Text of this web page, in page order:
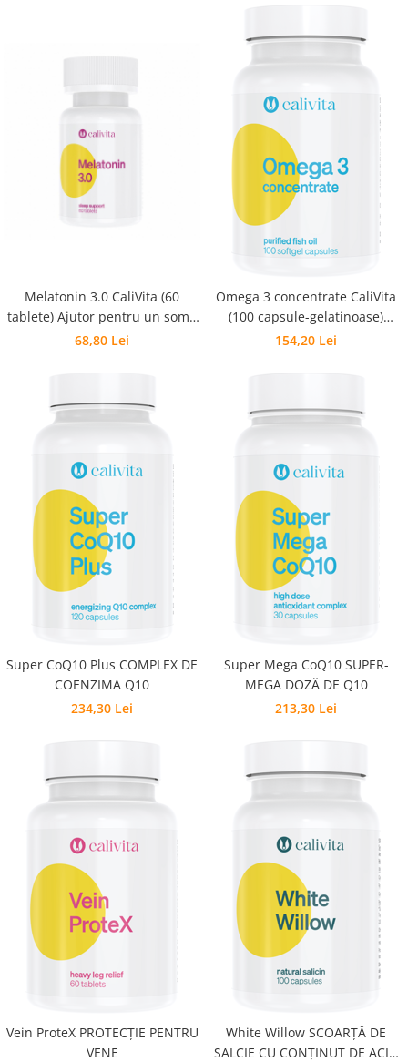
Melatonin 3.0 CaliVita (60
tablete) Ajutor pentru un somn
natural
68,80 Lei
Omega 3 concentrate CaliVita
(100 capsule-gelatinoase)
Concentrat de Omega 3
154,20 Lei
Super CoQ10 Plus COMPLEX DE
COENZIMA Q10
234,30 Lei
Super Mega CoQ10 SUPER-
MEGA DOZĂ DE Q10
213,30 Lei
Vein ProteX PROTECŢIE PENTRU
VENE
White Willow SCOARŢĂ DE
SALCIE CU CONŢINUT DE ACID